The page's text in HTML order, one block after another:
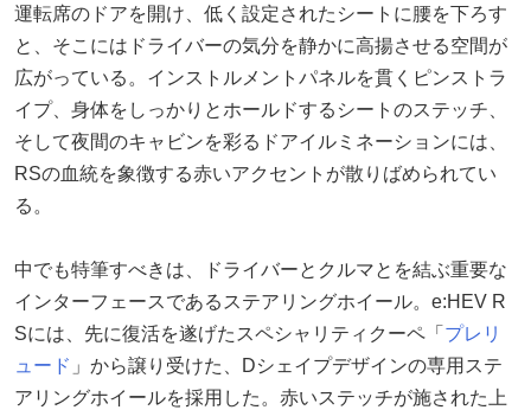
運転席のドアを開け、低く設定されたシートに腰を下ろす
と、そこにはドライバーの気分を静かに高揚させる空間が
広がっている。インストルメントパネルを貫くピンストラ
イプ、身体をしっかりとホールドするシートのステッチ、
そして夜間のキャビンを彩るドアイルミネーションには、
RSの血統を象徴する赤いアクセントが散りばめられてい
る。
中でも特筆すべきは、ドライバーとクルマとを結ぶ重要な
インターフェースであるステアリングホイール。e:HEV R
Sには、先に復活を遂げたスペシャリティクーペ「 プレリ
ュード 」から譲り受けた、Dシェイプデザインの専用ステ
アリングホイールを採用した。赤いステッチが施された上